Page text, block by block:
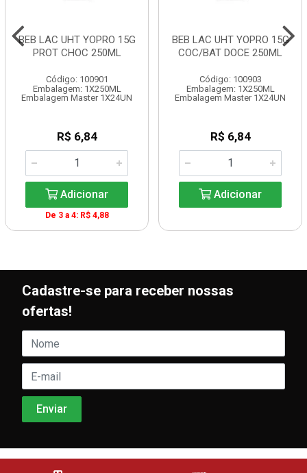
BEB LAC UHT YOPRO 15G
PROT CHOC 250ML
Código: 100901
Embalagem: 1X250ML
Embalagem Master 1X24UN
R$ 6,84
Adicionar
De 3 a 4: R$ 4,88
BEB LAC UHT YOPRO 15G
COC/BAT DOCE 250ML
Código: 100903
Embalagem: 1X250ML
Embalagem Master 1X24UN
R$ 6,84
Adicionar
Cadastre-se para receber nossas
ofertas!